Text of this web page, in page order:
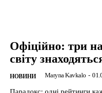
Офіційно: три
світу
НОВИНИ Maryna Kavkalo -